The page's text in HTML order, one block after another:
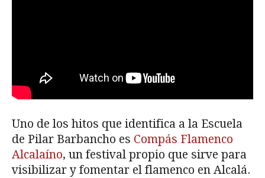
Uno de los hitos que identifica a la Escuela
de Pilar Barbancho es Compás Flamenco
Alcalaíno, un festival propio que sirve para
visibilizar y fomentar el flamenco en Alcalá.